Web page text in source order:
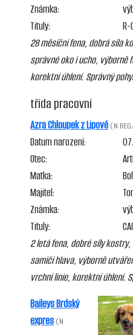
Známka:
Tituly:
R-
28 měsíční fena, dobrá síla
správné oko i ucho, výborně
korektní úhlení. Správný
třída pracovní
Azra Chloupek z Lipové (N
Datum narození:
Otec:
Matka:
Majitel:
Známka:
Tituly:
2 letá fena, dobré síly
samičí hlava, výborně
vrchní linie, korektní úhlení.
Baileys Brdský
expres (N